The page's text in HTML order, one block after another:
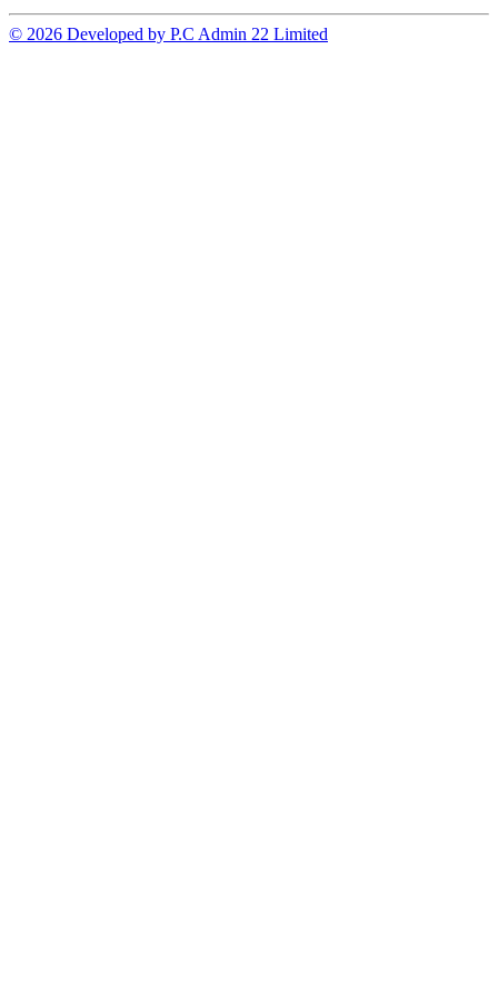
© 2026 Developed by P.C Admin 22 Limited